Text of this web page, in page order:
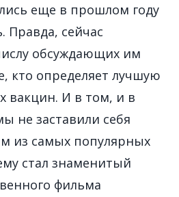
еще в прошлом году
Правда, сейчас
обсуждающих им
кто определяет лучшую
вакцин. И в том, и в
не заставили себя
из самых популярных
стал знаменитый
фильма